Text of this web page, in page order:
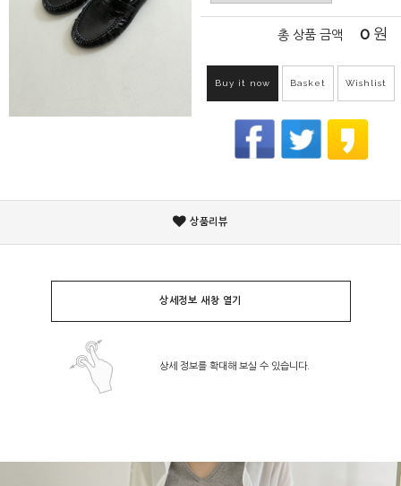
총 상품 금액 0 원
Buy it now Basket Wishlist
상품리뷰
상세정보 새창 열기
상세 정보를 확대해 보실 수 있습니다.